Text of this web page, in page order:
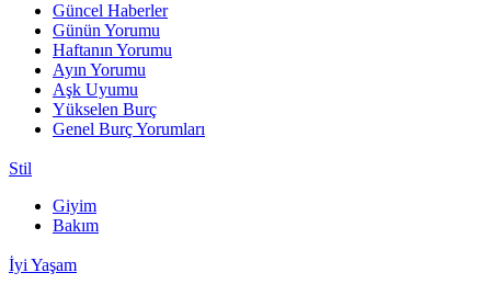
Güncel Haberler
Günün Yorumu
Haftanın Yorumu
Ayın Yorumu
Aşk Uyumu
Yükselen Burç
Genel Burç Yorumları
Stil
Giyim
Bakım
İyi Yaşam